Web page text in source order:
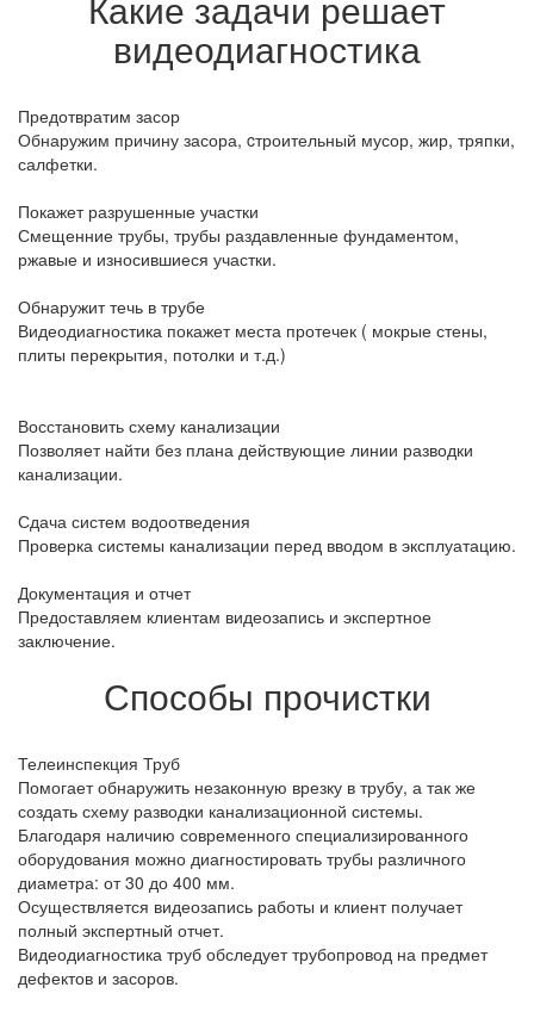
видеодиагностика
Предотвратим засор
Обнаружим причину засора, cтроительный мусор, жир, тряпки,
салфетки.
Покажет разрушенные участки
Смещенние трубы, трубы раздавленные фундаментом,
ржавые и износившиеся участки.
Обнаружит течь в трубе
Видеодиагностика покажет места протечек ( мокрые стены,
плиты перекрытия, потолки и т.д.)
Восстановить схему канализации
Позволяет найти без плана действующие линии разводки
канализации.
Сдача систем водоотведения
Проверка системы канализации перед вводом в эксплуатацию.
Документация и отчет
Предоставляем клиентам видеозапись и экспертное
заключение.
Способы прочистки
Телеинспекция Труб
Помогает обнаружить незаконную врезку в трубу, а так же
создать схему разводки канализационной системы.
Благодаря наличию современного специализированного
оборудования можно диагностировать трубы различного
диаметра: от 30 до 400 мм.
Осуществляется видеозапись работы и клиент получает
полный экспертный отчет.
Видеодиагностика труб обследует трубопровод на предмет
дефектов и засоров.